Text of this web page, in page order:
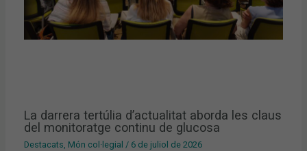
La darrera tertúlia d’actualitat aborda les claus
del monitoratge continu de glucosa
Destacats, Món col·legial / 6 de juliol de 2026